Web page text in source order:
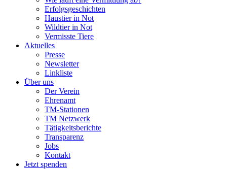
Erfolgsgeschichten
Haustier in Not
Wildtier in Not
Vermisste Tiere
Aktuelles
Presse
Newsletter
Linkliste
Über uns
Der Verein
Ehrenamt
TM-Stationen
TM Netzwerk
Tätigkeitsberichte
Transparenz
Jobs
Kontakt
Jetzt spenden